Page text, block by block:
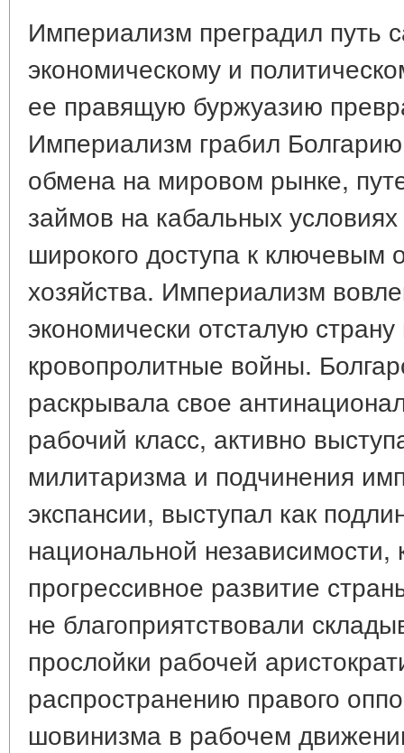
Империализм преградил путь
экономическому и
ее правящую буржуазию
Империализм грабил
обмена на мировом рынке,
займов на кабальных
широкого доступа к ключевым
хозяйства. Империализм
экономически отсталую
кровопролитные войны.
раскрывала свое
рабочий класс, активно
милитаризма и подчинения
экспансии, выступал как
национальной
прогрессивное развитие
не благоприятствовали
прослойки рабочей
распространению правого
шовинизма в рабочем